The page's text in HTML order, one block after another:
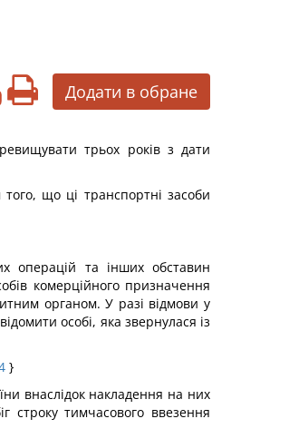
Додати в обране
трьох років з дати
що ці транспортні засоби
операцій та інших обставин
комерційного призначення
органом. У разі відмови у
особі, яка звернулася із
}
внаслідок накладення на них
строку тимчасового ввезення